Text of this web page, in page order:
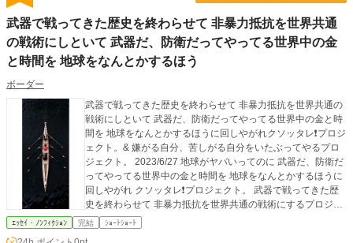
の共存に全力を注げ！ 毎日イベントやってます。 ↓気が向い
たら遊びに来て下さい https://ka2.link/situke/ibento/#1 ↓こん
なのも https://ka2.link/situke/ibento-2/#1 毎日イベントやって
ます。 ↓気が向いたら遊びに来て下さい https://ka2.link/situke/
5 のイベント https://facebook.com/boodaa.02/videos/150646
7416834383/ ↓6/25 のこんなの https://facebook.com/boodaa.
02/videos/6390588701050452/ youtube 作成した動画 再生
リスト一覧 https://youtube.com/playlist?list=PLPO947_boec
AEYIlWiQh
武器で戦ってきた歴史を終わらせて 非暴力抵抗を世界共通
の戦術にしといて 武器だ、防衛だってやってる世界中の金
と時間を 地球をなんとかするほう
ボーダー
武器で戦ってきた歴史を終わらせて 非暴力抵抗を世界共通の
戦術にしといて 武器だ、防衛だってやってる世界中の金と時
間を 地球をなんとかするほうに回しやがれクソッタレ❗プロジ
ェクト。& 嫌がる自分、苦しがる自分をいたぶってやるプロ
ジェクト。 2023/6/27 地球がヤバいってのに 武器だ、防衛だ
ってやってる世界中の金と時間を 地球をなんとかするほうに
回しやがれ クソッタレ❗プロジェクト。 武器で戦ってきた歴
史を終わらせて 非暴力抵抗を世界共通の戦術にするプロジェ
クト。 武器で戦ってきた歴史を終わらせて 非暴力抵抗を世界
ｴｯｾｲ・ﾉﾝﾌｨｸｼｮﾝ 完結 ｼｮｰﾄｼｮｰﾄ